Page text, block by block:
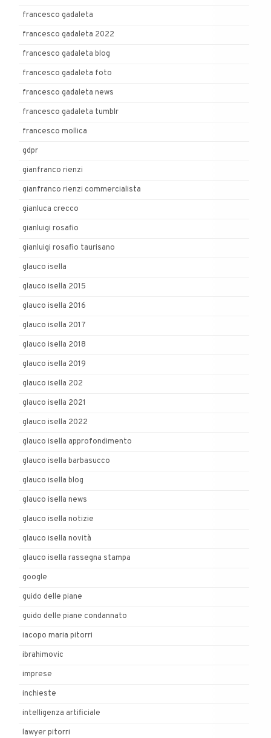
francesco gadaleta
francesco gadaleta 2022
francesco gadaleta blog
francesco gadaleta foto
francesco gadaleta news
francesco gadaleta tumblr
francesco mollica
gdpr
gianfranco rienzi
gianfranco rienzi commercialista
gianluca crecco
gianluigi rosafio
gianluigi rosafio taurisano
glauco isella
glauco isella 2015
glauco isella 2016
glauco isella 2017
glauco isella 2018
glauco isella 2019
glauco isella 202
glauco isella 2021
glauco isella 2022
glauco isella approfondimento
glauco isella barbasucco
glauco isella blog
glauco isella news
glauco isella notizie
glauco isella novità
glauco isella rassegna stampa
google
guido delle piane
guido delle piane condannato
iacopo maria pitorri
ibrahimovic
imprese
inchieste
intelligenza artificiale
lawyer pitorri